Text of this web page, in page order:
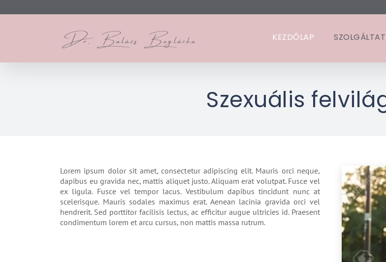
to
KEZDŐLAP
Szexuális
Lorem ipsum dolor sit amet, consectetur adipiscing elit. Mauris orci neque,
dapibus eu gravida nec, mattis aliquet justo. Aliquam erat volutpat. Fusce vel
ex ligula. Fusce vel tempor lacus. Vestibulum dapibus tincidunt nunc at
scelerisque. Mauris sodales maximus erat. Aenean lacinia gravida orci vel
hendrerit. Sed porttitor facilisis lectus, ac efficitur augue ultricies id. Praesent
condimentum lorem et arcu cursus, non mattis massa rutrum.